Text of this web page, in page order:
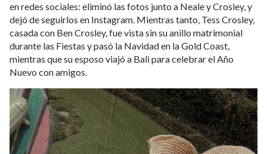
en redes sociales: eliminó las fotos junto a Neale y Crosley, y
dejó de seguirlos en Instagram. Mientras tanto, Tess Crosley,
casada con Ben Crosley, fue vista sin su anillo matrimonial
durante las Fiestas y pasó la Navidad en la Gold Coast,
mientras que su esposo viajó a Bali para celebrar el Año
Nuevo con amigos.